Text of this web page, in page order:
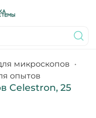
микроскопов
опытов
Celestron, 25